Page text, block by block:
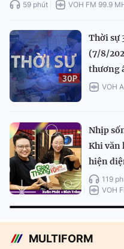
59 phút VOH FM 99.9
Thời sự
(7/8/
thương
VOH
Nhịp
Khi văn
hiện
119
VOH
MULTIFORM